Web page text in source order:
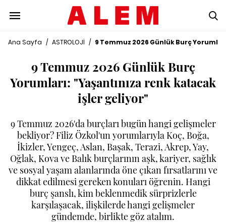
Ana Sayfa / ASTROLOJİ / 9 Temmuz 2026 Günlük Burç
9 Temmuz 2026 Günlük Burç
Yorumları: "Yaşantınıza renk katacak
işler geliyor"
9 Temmuz 2026'da burçları bugün hangi gelişmeler
bekliyor? Filiz Özkol'un yorumlarıyla Koç, Boğa,
İkizler, Yengeç, Aslan, Başak, Terazi, Akrep, Yay,
Oğlak, Kova ve Balık burçlarının aşk, kariyer, sağlık
ve sosyal yaşam alanlarında öne çıkan fırsatlarını ve
dikkat edilmesi gereken konuları öğrenin. Hangi
burç şanslı, kim beklenmedik sürprizlerle
karşılaşacak, ilişkilerde hangi gelişmeler
gündemde, birlikte göz atalım.